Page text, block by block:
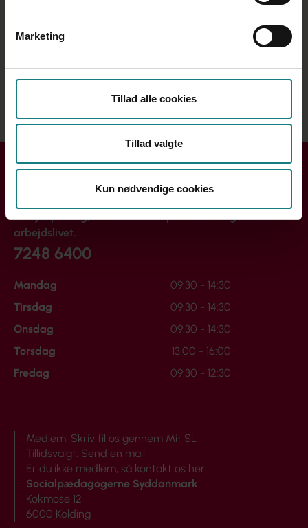
Marketing
Tillad alle cookies
Tillad valgte
Kun nødvendige cookies
Sygemeldt - hvad så?
Syddanmark
Kontakt Socialpædagogerne Syddanmark
de hjælper dig, hvis du støder på udfordringer i
arbejdslivet.
7248 6400
Mandag
09:30 - 14:30
Tirsdag
09:30 - 14:30
Onsdag
09:30 - 14:30
Torsdag
13:00 - 16:00
Fredag
09:30 - 12:30
Medlem: Skriv til os gennem Mit SL
Tillidsvalgt: Send en mail
Er du ikke medlem, så kontakt os her
Socialpædagogerne Syddanmark
Kokmose 12
6000 Kolding